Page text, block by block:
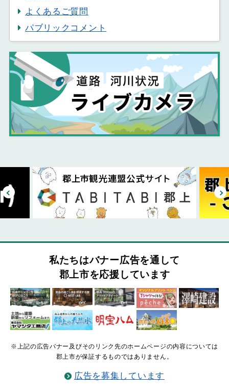
よくあるご質問
パブリックコメント
私たちはバナー広告を通して
郡上市を応援しています
※上記の広告バナー及びそのリンク先のホームページの内容については
郡上市が保証するものではありません。
広告を募集しています